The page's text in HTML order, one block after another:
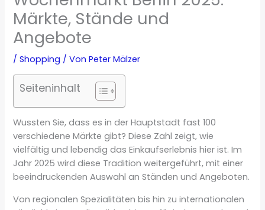
Märkte, Stände und
Angebote
/Shopping / VonPeter Mälzer
Seiteninhalt
Wussten Sie, dass es in der Hauptstadt fast 100
verschiedene Märkte gibt? Diese Zahl zeigt, wie
vielfältig und lebendig das Einkaufserlebnis hier ist. Im
Jahr 2025 wird diese Tradition weitergeführt, mit einer
beeindruckenden Auswahl an Ständen und Angeboten.
Von regionalen Spezialitäten bis hin zu internationalen